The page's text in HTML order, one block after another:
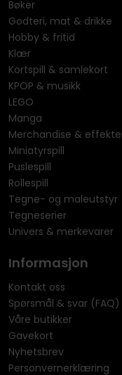
Bøker
Godteri, mat & drikke
Hobby & fritid
Klær
Kortspill & samlekort
KPOP & musikk
LEGO
Manga
Merchandise &
Miniatyrspill
Puslespill
Rollespill
Tegne- og maleutstyr
Tegneserier
Univers & merkevarer
Informasjon
Kontakt oss
Spørsmål & svar (FAQ)
Våre butikker
Gavekort
Nyhetsbrev
Personvernerklæring